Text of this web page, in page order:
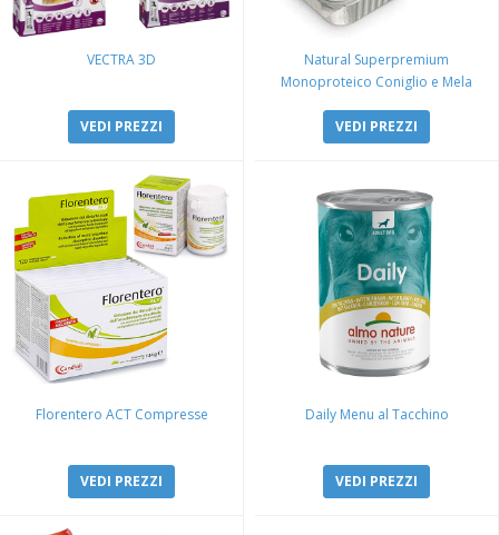
VECTRA 3D
VEDI PREZZI
Natural Superpremium
Monoproteico Coniglio e Mela
VEDI PREZZI
Florentero ACT Compresse
VEDI PREZZI
Daily Menu al Tacchino
VEDI PREZZI